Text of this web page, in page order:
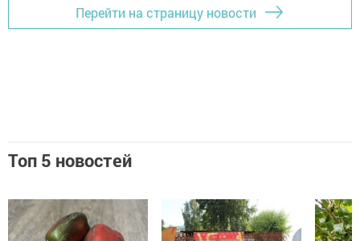
Перейти на страницу новости
Топ 5 новостей